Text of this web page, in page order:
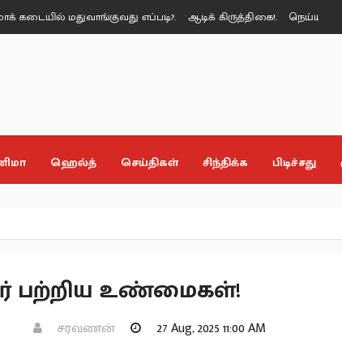
மதுவாங்குவது எப்படி?. ஆடிக் கிருத்திகை!. நெய்யின்
ஹெல்த் செய்திகள் சிந்திக்க பிடிச்சது
பற்றிய உண்மைகள்!
சரவணன் 27 Aug, 2025 11:00 AM